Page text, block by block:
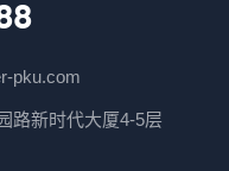
pku.com
路新时代大厦4-5层